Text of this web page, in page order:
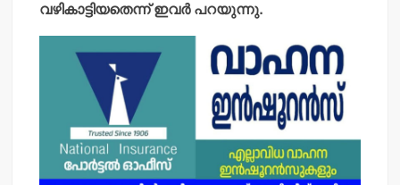
വഴികാട്ടിയതെന്ന് ഇവര്‍ പറയുന്നു.